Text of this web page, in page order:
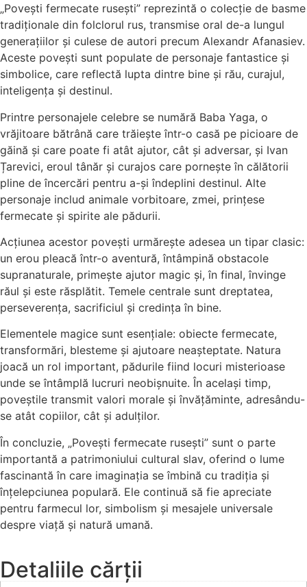
„Povești fermecate rusești” reprezintă o colecție de basme
tradiționale din folclorul rus, transmise oral de-a lungul
generațiilor și culese de autori precum Alexandr Afanasiev.
Aceste povești sunt populate de personaje fantastice și
simbolice, care reflectă lupta dintre bine și rău, curajul,
inteligența și destinul.
Printre personajele celebre se numără Baba Yaga, o
vrăjitoare bătrână care trăiește într-o casă pe picioare de
găină și care poate fi atât ajutor, cât și adversar, și Ivan
Țarevici, eroul tânăr și curajos care pornește în călătorii
pline de încercări pentru a-și îndeplini destinul. Alte
personaje includ animale vorbitoare, zmei, prințese
fermecate și spirite ale pădurii.
Acțiunea acestor povești urmărește adesea un tipar clasic:
un erou pleacă într-o aventură, întâmpină obstacole
supranaturale, primește ajutor magic și, în final, învinge
răul și este răsplătit. Temele centrale sunt dreptatea,
perseverența, sacrificiul și credința în bine.
Elementele magice sunt esențiale: obiecte fermecate,
transformări, blesteme și ajutoare neașteptate. Natura
joacă un rol important, pădurile fiind locuri misterioase
unde se întâmplă lucruri neobișnuite. În același timp,
poveștile transmit valori morale și învățăminte, adresându-
se atât copiilor, cât și adulților.
În concluzie, „Povești fermecate rusești” sunt o parte
importantă a patrimoniului cultural slav, oferind o lume
fascinantă în care imaginația se îmbină cu tradiția și
înțelepciunea populară. Ele continuă să fie apreciate
pentru farmecul lor, simbolism și mesajele universale
despre viață și natură umană.
Detaliile cărții